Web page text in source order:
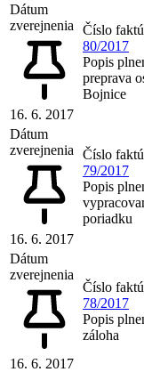
Dátum
zverejnenia
16. 6. 2017
Číslo
80/2017
Popis
preprava
Bojnice
Dátum
zverejnenia
16. 6. 2017
Číslo
79/2017
Popis
poriadku
Dátum
zverejnenia
16. 6. 2017
Číslo
78/2017
Popis
záloha